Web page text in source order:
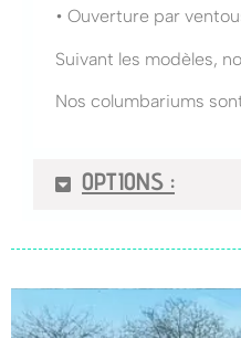
• Ouverture par
Suivant les modèles,
Nos columbariums
OPTIONS :